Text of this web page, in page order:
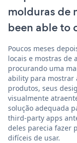
molduras de
been able to
Poucos meses
locais e mostras de
procurando uma
ability para mostrar
produtos, seus
visualmente
solução adequada
third-party apps
deles parecia fazer
difíceis de usar.